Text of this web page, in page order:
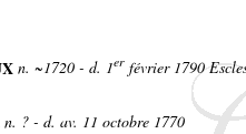
n. ~1720 - d. 1er février 1790
n. ? - d. av. 11 octobre 1770